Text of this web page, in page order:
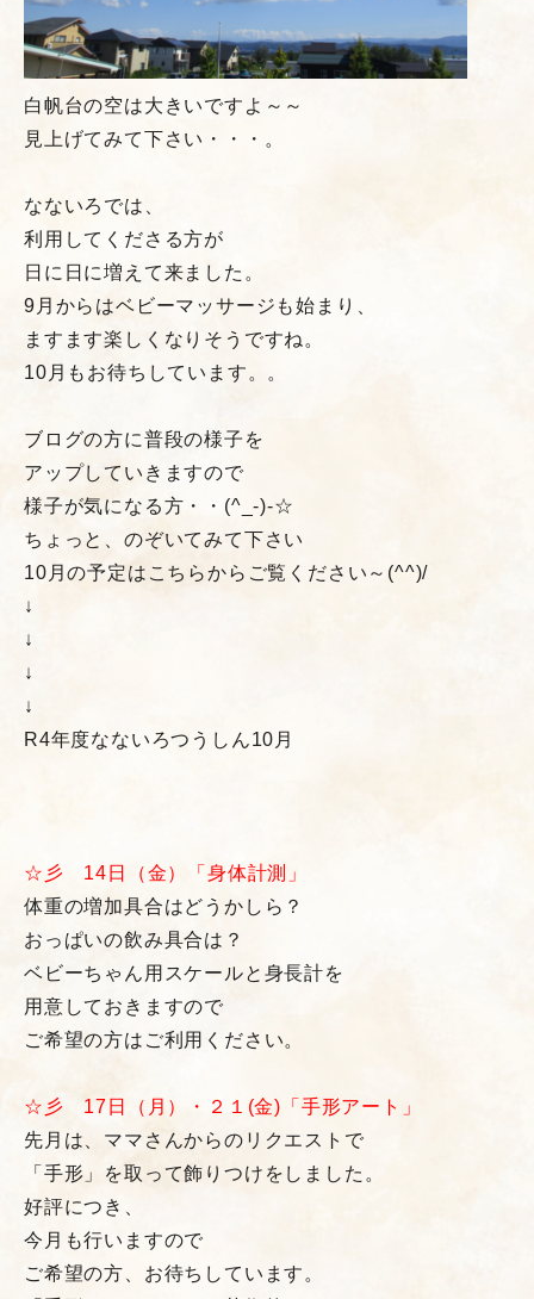
白帆台の空は大きいですよ～～
見上げてみて下さい・・・。
なないろでは、
利用してくださる方が
日に日に増えて来ました。
9月からはベビーマッサージも始まり、
ますます楽しくなりそうですね。
10月もお待ちしています。。
ブログの方に普段の様子を
アップしていきますので
様子が気になる方・・(^_-)-☆
ちょっと、のぞいてみて下さい
10月の予定はこちらからご覧ください～(^^)/
↓
↓
↓
↓
R4年度なないろつうしん10月
☆彡 14日（金）「身体計測」
体重の増加具合はどうかしら？
おっぱいの飲み具合は？
ベビーちゃん用スケールと身長計を
用意しておきますので
ご希望の方はご利用ください。
☆彡 17日（月）・２１(金)「手形アート」
先月は、ママさんからのリクエストで
「手形」を取って飾りつけをしました。
好評につき、
今月も行いますので
ご希望の方、お待ちしています。